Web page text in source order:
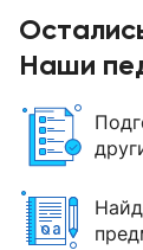
Наши